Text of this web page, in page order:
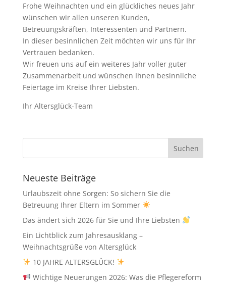
Frohe Weihnachten und ein glückliches neues Jahr
wünschen wir allen unseren Kunden,
Betreuungskräften, Interessenten und Partnern.
In dieser besinnlichen Zeit möchten wir uns für Ihr
Vertrauen bedanken.
Wir freuen uns auf ein weiteres Jahr voller guter
Zusammenarbeit und wünschen Ihnen besinnliche
Feiertage im Kreise Ihrer Liebsten.
Ihr Altersglück-Team
Neueste Beiträge
Urlaubszeit ohne Sorgen: So sichern Sie die
Betreuung Ihrer Eltern im Sommer
Das ändert sich 2026 für Sie und Ihre Liebsten
Ein Lichtblick zum Jahresausklang –
Weihnachtsgrüße von Altersglück
10 JAHRE ALTERSGLÜCK!
Wichtige Neuerungen 2026: Was die Pflegereform